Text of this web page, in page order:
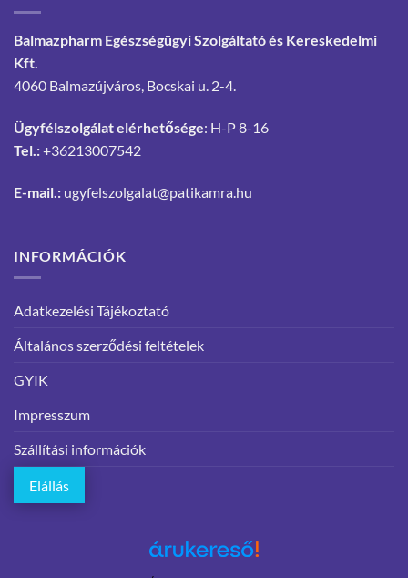
Balmazpharm Egészségügyi Szolgáltató és Kereskedelmi
Kft.
4060 Balmazújváros, Bocskai u. 2-4.
Ügyfélszolgálat elérhetősége: H-P 8-16
Tel.:+36213007542
E-mail.: ugyfelszolgalat@patikamra.hu
INFORMÁCIÓK
Adatkezelési Tájékoztató
Általános szerződési feltételek
GYIK
Impresszum
Szállítási információk
Elállás